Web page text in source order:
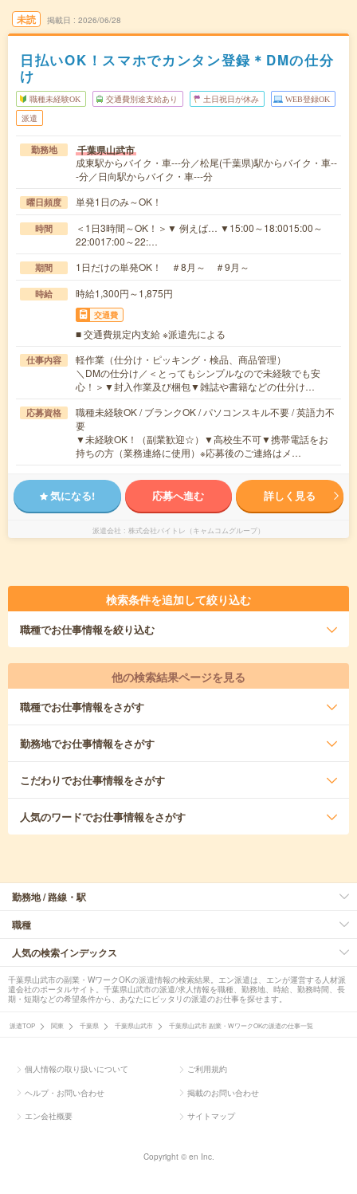
未読 掲載日 2026/06/28
日払いOK！スマホでカンタン登録＊DMの仕分
け
職種未経験OK 交通費別途支給あり 土日祝日が休み WEB登録OK
派遣
勤務地 千葉県山武市
成東駅からバイク・車---分／松尾(千葉県)駅からバイク・車--
-分／日向駅からバイク・車---分
曜日頻度 単発1日のみ～OK！
時間
＜1日3時間～OK！＞▼ 例えば… ▼15:00～18:0015:00～
22:0017:00～22:…
期間 1日だけの単発OK！ ＃8月～ ＃9月～
時給 時給1,300円～1,875円
交通費
■ 交通費規定内支給 ※派遣先による
仕事内容
軽作業（仕分け・ピッキング・検品、商品管理）
＼DMの仕分け／＜とってもシンプルなので未経験でも安
心！＞▼封入作業及び梱包▼雑誌や書籍などの仕分け…
応募資格
職種未経験OK / ブランクOK / パソコンスキル不要 / 英語力不
要
▼未経験OK！（副業歓迎☆）▼高校生不可▼携帯電話をお
持ちの方（業務連絡に使用）※応募後のご連絡はメ…
気になる! 応募へ進む 詳しく見る
派遣会社 株式会社バイトレ（キャムコムグループ）
検索条件を追加して絞り込む
職種でお仕事情報を絞り込む
他の検索結果ページを見る
職種でお仕事情報をさがす
勤務地でお仕事情報をさがす
こだわりでお仕事情報をさがす
人気のワードでお仕事情報をさがす
勤務地 / 路線・駅
職種
人気の検索インデックス
千葉県山武市の副業・WワークOKの派遣情報の検索結果。エン派遣は、エンが運営する人材派
遣会社のポータルサイト。千葉県山武市の派遣/求人情報を職種、勤務地、時給、勤務時間、長
期・短期などの希望条件から、あなたにピッタリの派遣のお仕事を探せます。
派遣TOP 関東 千葉県 千葉県山武市 千葉県山武市 副業・WワークOKの派遣の仕事一覧
個人情報の取り扱いについて ご利用規約
ヘルプ・お問い合わせ 掲載のお問い合わせ
エン会社概要 サイトマップ
Copyright © en Inc.